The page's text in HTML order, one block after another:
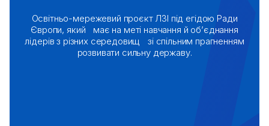
Освітньо-мережевий проєкт ЛЗІ під егідою Ради
Європи, який має на меті навчання й об’єднання
лідерів з різних середовищ
зі спільним прагненням
розвивати сильну державу.